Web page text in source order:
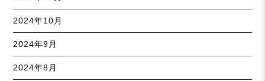
2024年10月
2024年9月
2024年8月